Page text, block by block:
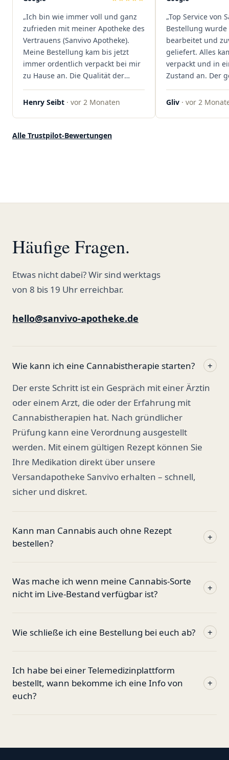
Kundenzufriedenheit an erster
Stelle stehen. Vielen Dank an das
Team von Sanvivo – ich bin
rundum begeistert!"
„Ich bin wie immer voll und ganz
zufrieden mit meiner Apotheke des
Vertrauens (Sanvivo Apotheke).
Meine Bestellung kam bis jetzt
immer ordentlich verpackt bei mir
zu Hause an. Die Qualität der
Blüten ist auch immer auf einem
hohen Niveau, die Auswahl ist
ordentlich gelagert, ich hatte nur
Henry Seibt · vor 2 Monaten
„Top Service von
Bestellung wurde
bearbeitet und
geliefert. Alles
verpackt und in
Zustand an. Der
war
professionell.
Gliv · vor 2
Alle Trustpilot-Bewertungen
Häufige Fragen.
Etwas nicht dabei? Wir sind werktags
von 8 bis 19 Uhr erreichbar.
hello@sanvivo-apotheke.de
Wie kann ich eine Cannabistherapie starten?
+
Der erste Schritt ist ein Gespräch mit einer Ärztin
oder einem Arzt, die oder der Erfahrung mit
Cannabistherapien hat. Nach gründlicher
Prüfung kann eine Verordnung ausgestellt
werden. Mit einem gültigen Rezept können Sie
Ihre Medikation direkt über unsere
Versandapotheke Sanvivo erhalten – schnell,
sicher und diskret.
Kann man Cannabis auch ohne Rezept
bestellen?
+
Was mache ich wenn meine Cannabis-Sorte
nicht im Live-Bestand verfügbar ist?
+
Wie schließe ich eine Bestellung bei euch ab? +
Ich habe bei einer Telemedizinplattform
bestellt, wann bekomme ich eine Info von
euch?
+